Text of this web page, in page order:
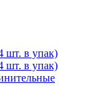
шт. в упак)
шт. в упак)